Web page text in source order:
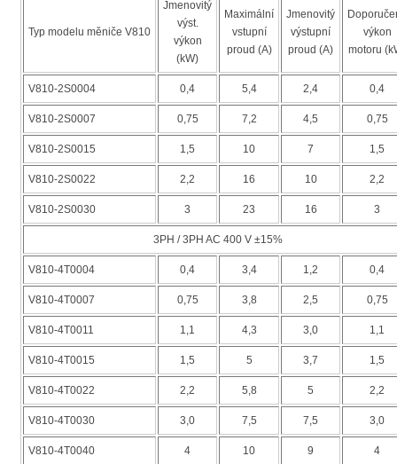
Typ modelu měniče V810
Jmenovitý
výst.
výkon
(kW)
Maximální
vstupní
proud (A)
Jmenovitý
výstupní
proud (A)
výkon
motoru
V810-2S0004 0,4 5,4 2,4 0,4
V810-2S0007 0,75 7,2 4,5 0,75
V810-2S0015 1,5 10 7 1,5
V810-2S0022 2,2 16 10 2,2
V810-2S0030 3 23 16 3
3PH / 3PH AC 400 V ±15%
V810-4T0004 0,4 3,4 1,2 0,4
V810-4T0007 0,75 3,8 2,5 0,75
V810-4T0011 1,1 4,3 3,0 1,1
V810-4T0015 1,5 5 3,7 1,5
V810-4T0022 2,2 5,8 5 2,2
V810-4T0030 3,0 7,5 7,5 3,0
V810-4T0040 4 10 9 4